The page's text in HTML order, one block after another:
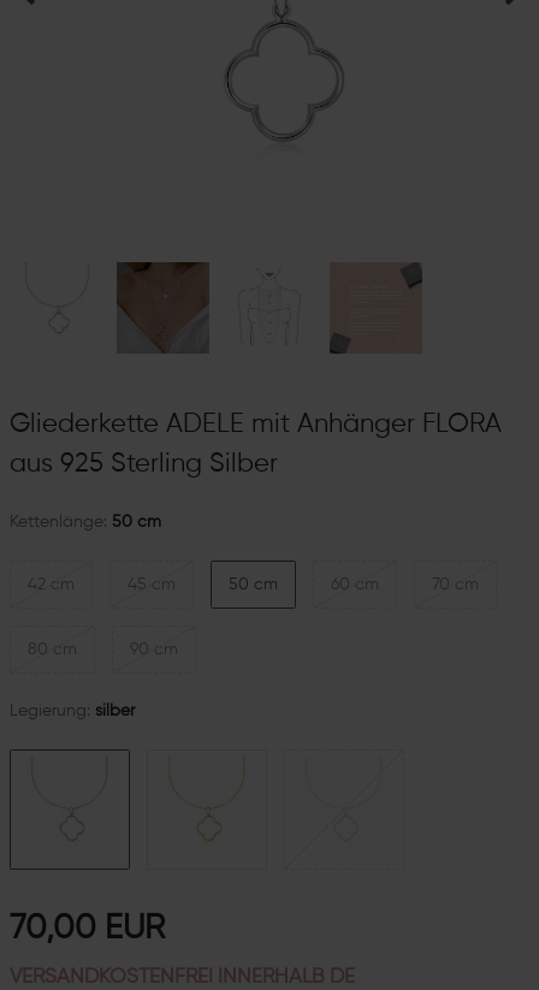
Gliederkette ADELE mit Anhänger FLORA
aus 925 Sterling Silber
Kettenlänge: 50 cm
42 cm 45 cm 50 cm 60 cm 70 cm
80 cm 90 cm
Legierung: silber
70,00 EUR
VERSANDKOSTENFREI INNERHALB DE